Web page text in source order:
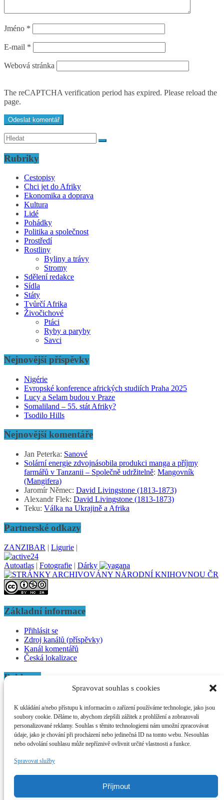
Spravovat souhlas s cookies
K ukládání a/nebo přístupu k informacím o zařízení používáme technologie, jako jsou
soubory cookie. Děláme to, abychom zlepšili zážitek z prohlížení a zobrazovali
personalizované reklamy. Souhlas s těmito technologiemi nám umožní zpracovávat
údaje, jako je chování při procházení nebo jedinečná ID na tomto webu. Nesouhlas
nebo odvolání souhlasu může nepříznivě ovlivnit určité vlastnosti a funkce.
Spravovat služby
Příjmout
Jméno *
E-mail *
Webová stránka
The reCAPTCHA verification period has expired. Please reload the
page.
Rubriky
Cestopisy
Chci jet do Afriky
Ekonomika a doprava
Kultura
Lidé
Pohádky
Politika a společnost
Prostředí
Rostliny
Byliny a trávy
Stromy
Sdělení redakce
Sídla
Státy
Tvůrčí Afrika
Živočichové
Ptáci
Ryby a paryby
Savci
Nejnovější příspěvky
Nigérie
Evropské konference afrických studiích Praha 2025
Lucy a Selam budou v Praze
Somaliland – 55. stát Afriky?
Tsodilo Hills
Nejnovější komentáře
Jan Peterka: Sanové
Solární energie zdvojnásobila produkci manga a příjmy
farmářů v Tanzanii – Společně udržitelně: Mangovník
(Mangifera)
Jaromír Němec: David Livingstone (1813-1873)
Alexandr Flek: David Livingstone (1813-1873)
Teku: Válka na Ukrajině a Afrika
Partnerské odkazy
ZANZIBAR | Ligurie |
Autoatlas | Fotografie | Dárky
Základní informace
Přihlásit se
Zdroj kanálů (příspěvky)
Kanál komentářů
Česká lokalizace
Reklama
Mochovská 523/35
Hloubětín (Praha 14)
198 00 Praha
ID DS: 7n2nm45
IČO: 27038947
bankovní účet:
670100-2200666682/6210
nemec@afrikaonline.cz